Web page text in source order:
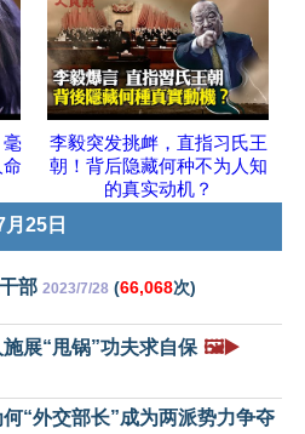
李毅突发挑衅，直指习氏王
朝！背后隐藏何种不为人知
的真实动机？
25日
部 2023/7/28 (66,068次)
展“甩锅”功夫求自保 🖼️▶️
“外交部长”成为两派势力争夺